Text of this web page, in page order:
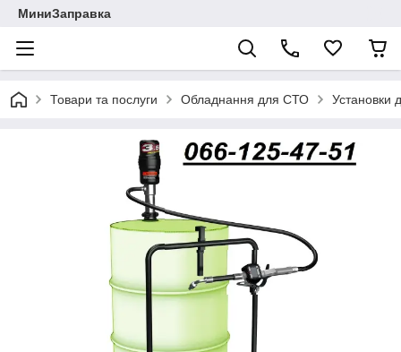
МиниЗаправка
Товари та послуги Обладнання для СТО Установки